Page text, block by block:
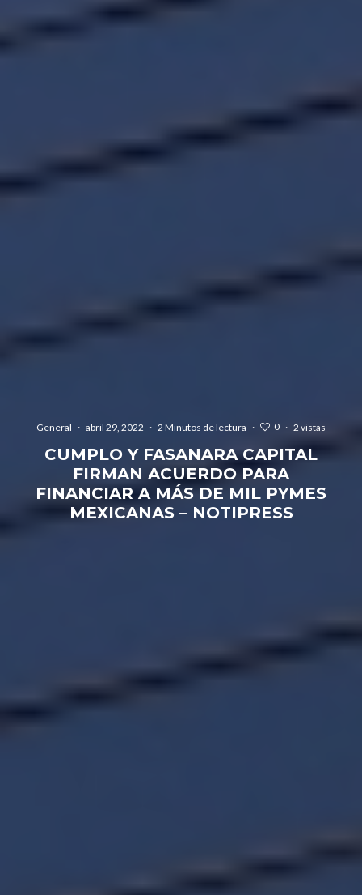
General · abril 29, 2022 · 2 Minutos de lectura · 0 · 2 vistas
CUMPLO Y FASANARA CAPITAL
FIRMAN ACUERDO PARA
FINANCIAR A MÁS DE MIL PYMES
MEXICANAS – NOTIPRESS